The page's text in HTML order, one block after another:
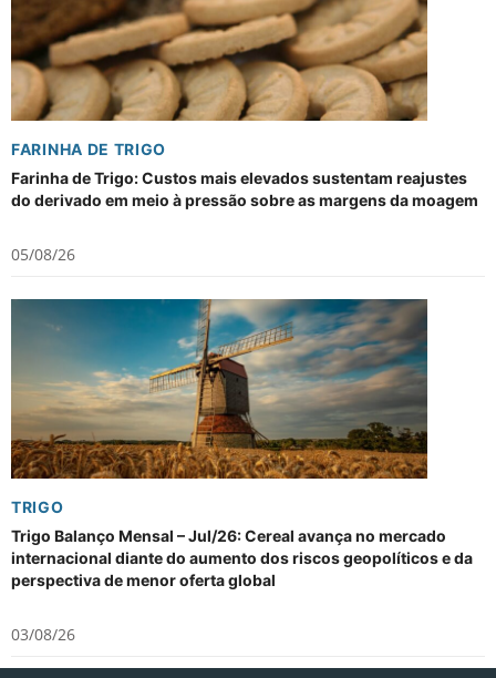
FARINHA DE TRIGO
Farinha de Trigo: Custos mais elevados sustentam reajustes
do derivado em meio à pressão sobre as margens da moagem
05/08/26
TRIGO
Trigo Balanço Mensal – Jul/26: Cereal avança no mercado
internacional diante do aumento dos riscos geopolíticos e da
perspectiva de menor oferta global
03/08/26